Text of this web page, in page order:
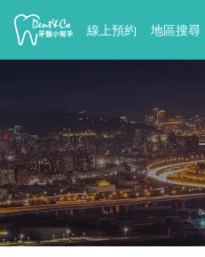
線上預約 地區搜尋